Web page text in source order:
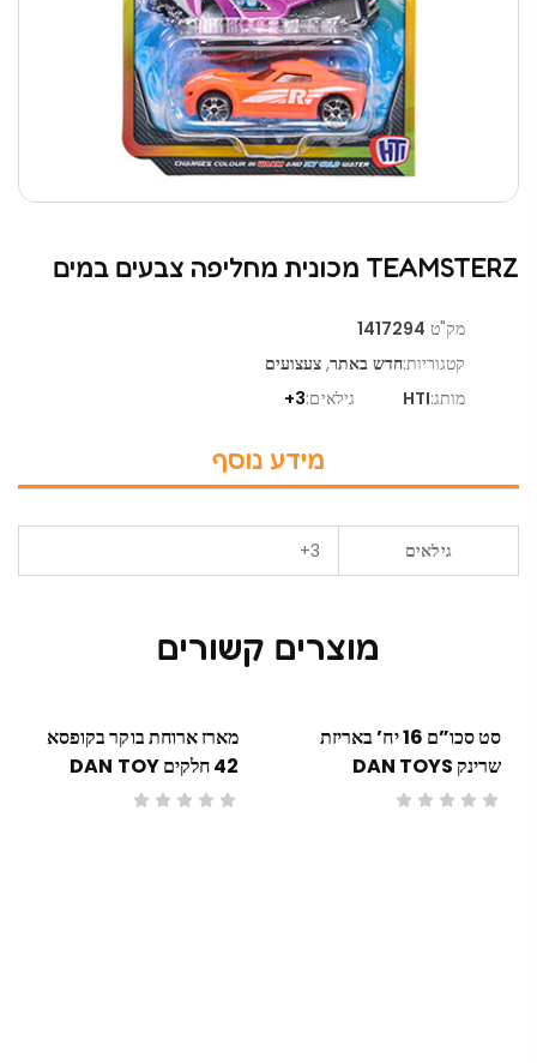
TEAMSTERZ מכונית מחליפה צבעים במים
מק"ט 1417294
קטגוריות:חדש באתר, צעצועים
מותג:HTI גילאים:3+
מידע נוסף
גילאים 3+
מוצרים קשורים
סט סכו”ם 16 יח’ באריזת
שרינק DAN TOYS
מארז ארוחת בוקר בקופסא
42 חלקים DAN TOY